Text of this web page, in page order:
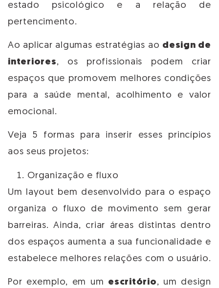
estado psicológico e a relação de
pertencimento.
Ao aplicar algumas estratégias ao design de
interiores, os profissionais podem criar
espaços que promovem melhores condições
para a saúde mental, acolhimento e valor
emocional.
Veja 5 formas para inserir esses princípios
aos seus projetos:
Organização e fluxo
Um layout bem desenvolvido para o espaço
organiza o fluxo de movimento sem gerar
barreiras. Ainda, criar áreas distintas dentro
dos espaços aumenta a sua funcionalidade e
estabelece melhores relações com o usuário.
Por exemplo, em um escritório, um design